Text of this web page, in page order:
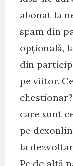
abonat la
spam din
opțională,
din
pe viitor.
care sunt
pe
la
Pe de altă